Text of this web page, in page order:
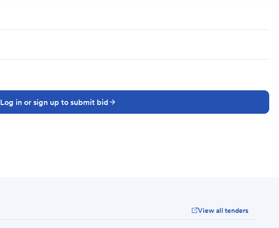
Log in or sign up to submit bid
View all tenders